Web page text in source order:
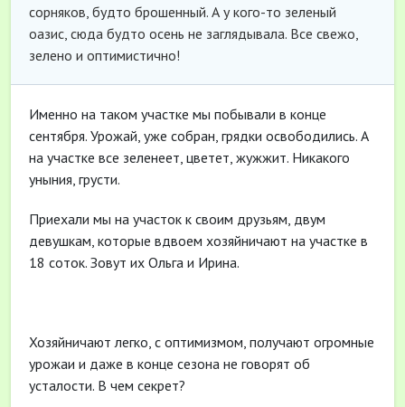
сорняков, будто брошенный. А у кого-то зеленый
оазис, сюда будто осень не заглядывала. Все свежо,
зелено и оптимистично!
Именно на таком участке мы побывали в конце
сентября. Урожай, уже собран, грядки освободились. А
на участке все зеленеет, цветет, жужжит. Никакого
уныния, грусти.
Приехали мы на участок к своим друзьям, двум
девушкам, которые вдвоем хозяйничают на участке в
18 соток. Зовут их Ольга и Ирина.
Хозяйничают легко, с оптимизмом, получают огромные
урожаи и даже в конце сезона не говорят об
усталости. В чем секрет?